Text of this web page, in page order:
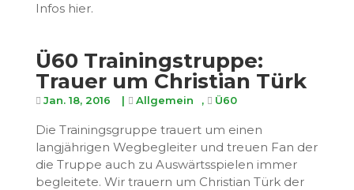
Infos hier.
Ü60 Trainingstruppe:
Trauer um Christian Türk
Jan. 18, 2016 | Allgemein , Ü60
Die Trainingsgruppe trauert um einen
langjährigen Wegbegleiter und treuen Fan der
die Truppe auch zu Auswärtsspielen immer
begleitete. Wir trauern um Christian Türk der